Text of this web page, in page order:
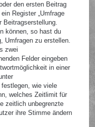
den ersten Beitrag
Register „Umfrage
Beitragserstellung.
können, so hast du
Umfragen zu erstellen.
zwei
Felder eingeben
in einer
festlegen, wie viele
welches Zeitlimit für
zeitlich unbegrenzte
ihre Stimme ändern